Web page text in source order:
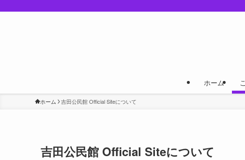
ホーム
ホーム 吉田公民館 Official Siteについて
吉田公民館 Official Siteについて